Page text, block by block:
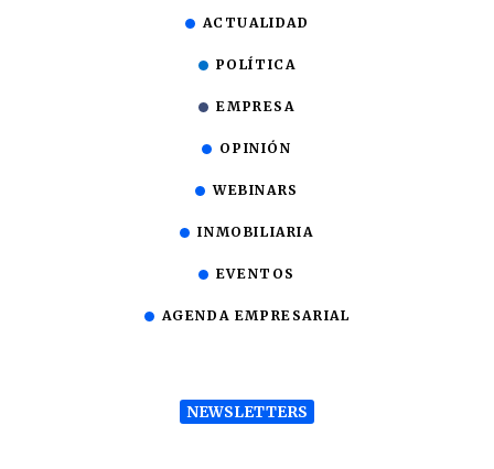
ACTUALIDAD
POLÍTICA
EMPRESA
OPINIÓN
WEBINARS
INMOBILIARIA
EVENTOS
AGENDA EMPRESARIAL
NEWSLETTERS